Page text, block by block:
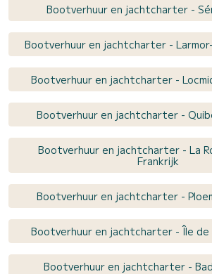
Bootverhuur en jachtcharter -
Bootverhuur en jachtcharter -
Bootverhuur en jachtcharter -
Bootverhuur en jachtcharter -
Bootverhuur en jachtcharter - La
Frankrijk
Bootverhuur en jachtcharter -
Bootverhuur en jachtcharter - Île de
Bootverhuur en jachtcharter -